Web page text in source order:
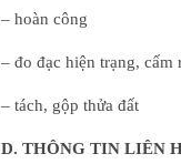
– hoàn công
– đo đạc hiện trạng, cấm
– tách, gộp thửa đất
D. THÔNG TIN LIÊN